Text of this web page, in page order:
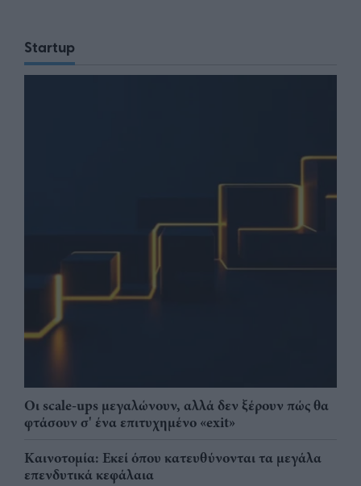
Startup
Οι scale-ups μεγαλώνουν, αλλά δεν ξέρουν πώς θα
φτάσουν σ' ένα επιτυχημένο «exit»
Καινοτομία: Εκεί όπου κατευθύνονται τα μεγάλα
επενδυτικά κεφάλαια